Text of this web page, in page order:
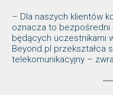
– Dla naszych klientów
oznacza to
będących uczestnikami
Beyond.pl przekształca
telekomunikacyjny –